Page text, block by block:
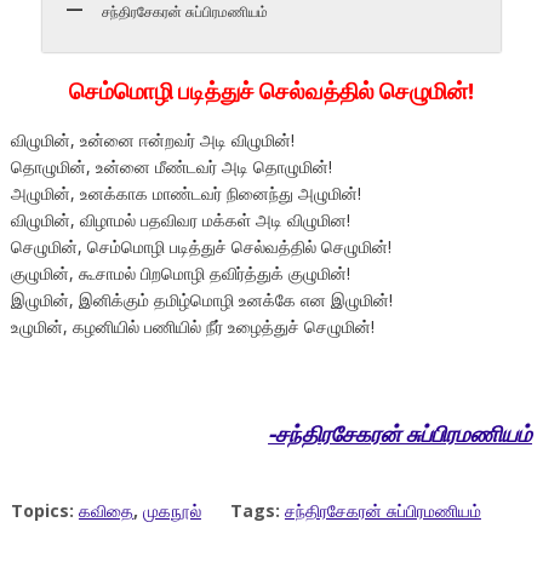
சந்திரசேகரன் சுப்பிரமணியம்
செம்மொழி படித்துச் செல்வத்தில் செழுமின்!
விழுமின், உன்னை ஈன்றவர் அடி விழுமின்!
தொழுமின், உன்னை மீண்டவர் அடி தொழுமின்!
அழுமின், உனக்காக மாண்டவர் நினைந்து அழுமின்!
விழுமின், விழாமல் பதவிவர மக்கள் அடி விழுமின!
செழுமின், செம்மொழி படித்துச் செல்வத்தில் செழுமின்!
குழுமின், கூசாமல் பிறமொழி தவிர்த்துக் குழுமின்!
இழுமின், இனிக்கும் தமிழ்மொழி உனக்கே என இழுமின்!
உழுமின், கழனியில் பணியில் நீர் உழைத்துச் செழுமின்!
-சந்திரசேகரன் சுப்பிரமணியம்
Topics: கவிதை, முகநூல் Tags: சந்திரசேகரன் சுப்பிரமணியம்